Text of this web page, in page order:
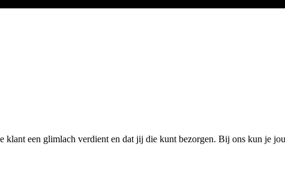
een glimlach verdient en dat jij die kunt bezorgen. Bij ons kun je